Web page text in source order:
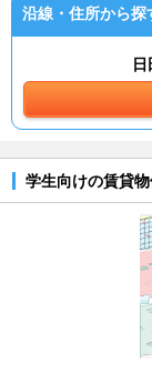
沿線・住所から探
学生向けの賃貸